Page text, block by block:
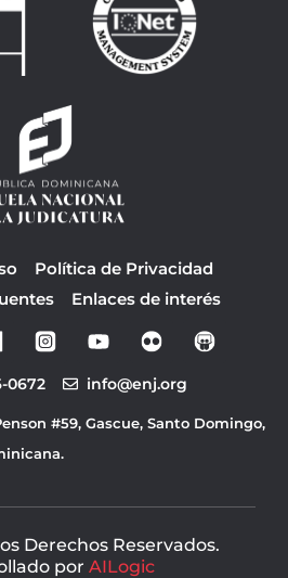
Política de Privacidad
Enlaces de interés
o
t
b
0672 info@enj.org
#59, Gascue, Santo Domingo,
Derechos Reservados.
por AILogic